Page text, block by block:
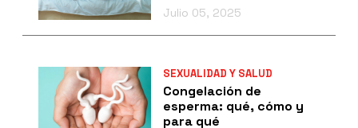
Julio 05, 2025
SEXUALIDAD Y SALUD
Congelación de
esperma: qué, cómo y
para qué